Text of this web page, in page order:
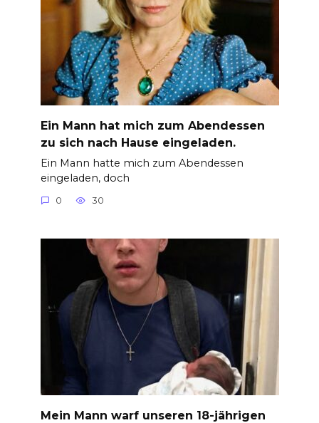
Ein Mann hat mich zum Abendessen
zu sich nach Hause eingeladen.
Ein Mann hatte mich zum Abendessen
eingeladen, doch
0 30
Mein Mann warf unseren 18-jährigen